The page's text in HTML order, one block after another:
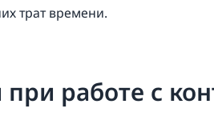
трат времени.
работе с